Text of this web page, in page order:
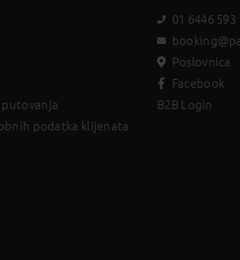
podatka klijenata
01 6446 593
Poslovnica
Facebook
B2B Login